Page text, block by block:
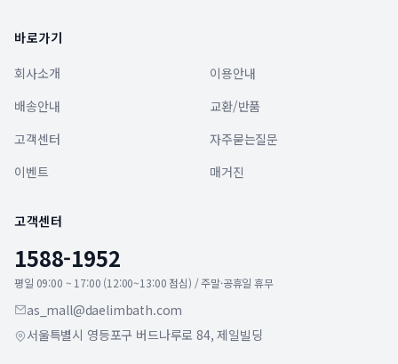
바로가기
회사소개
이용안내
배송안내
교환/반품
고객센터
자주묻는질문
이벤트
매거진
고객센터
1588-1952
평일 09:00 ~ 17:00 (12:00~13:00 점심) / 주말·공휴일 휴무
as_mall@daelimbath.com
서울특별시 영등포구 버드나루로 84, 제일빌딩